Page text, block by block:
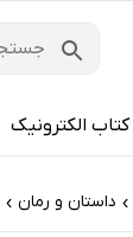
کتاب الکترونیک
› داستان و رمان ›